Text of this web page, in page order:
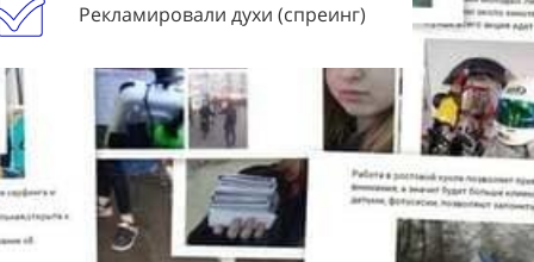
Рекламировали духи (спреинг)